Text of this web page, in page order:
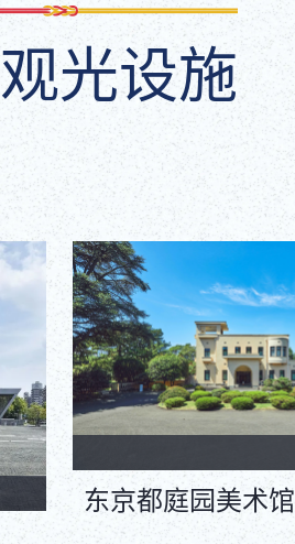
光设施
东京都庭园美术馆